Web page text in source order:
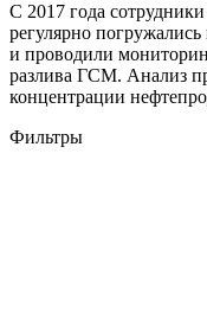
С 2017 года
регулярно
и проводили
разлива ГСМ. Анализ
концентрации
Фильтры